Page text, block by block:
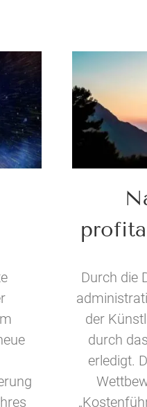
Durch die
der
durch
erledigt.